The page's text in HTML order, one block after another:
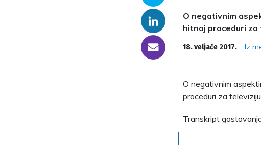
Linkedin
someone@yoursite.com
O negativnim
hitnoj proceduri za
18. veljače 2017. Iz
O negativnim
proceduri za
Transkript